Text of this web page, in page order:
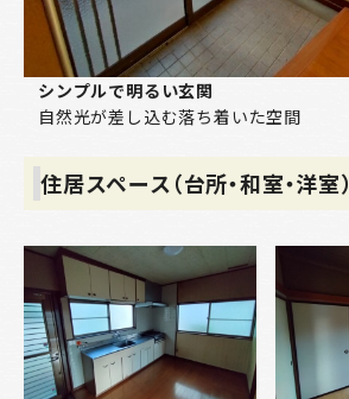
シンプルで明るい玄関
自然光が差し込む落ち着いた空間
住居スペース（台所・和室・洋室）